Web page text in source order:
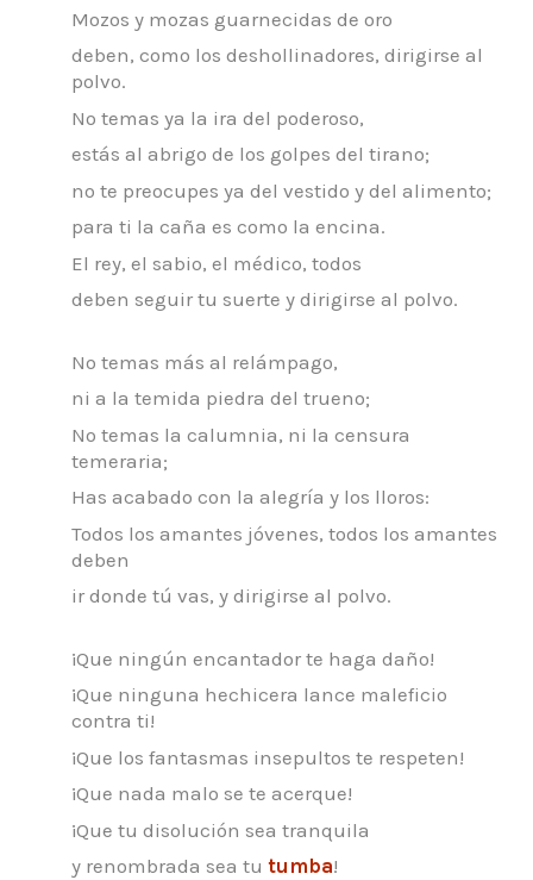
Mozos y mozas guarnecidas de oro
deben, como los deshollinadores, dirigirse al
polvo.
No temas ya la ira del poderoso,
estás al abrigo de los golpes del tirano;
no te preocupes ya del vestido y del alimento;
para ti la caña es como la encina.
El rey, el sabio, el médico, todos
deben seguir tu suerte y dirigirse al polvo.
No temas más al relámpago,
ni a la temida piedra del trueno;
No temas la calumnia, ni la censura
temeraria;
Has acabado con la alegría y los lloros:
Todos los amantes jóvenes, todos los amantes
deben
ir donde tú vas, y dirigirse al polvo.
¡Que ningún encantador te haga daño!
¡Que ninguna hechicera lance maleficio
contra ti!
¡Que los fantasmas insepultos te respeten!
¡Que nada malo se te acerque!
¡Que tu disolución sea tranquila
y renombrada sea tu tumba!